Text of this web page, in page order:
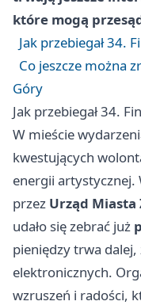
które mogą
Jak przebiegał 34.
Co jeszcze można
Góry
Jak przebiegał 34.
W mieście
kwestujących
energii artystycznej.
przez Urząd Miasta
udało się zebrać już
pieniędzy trwa dalej,
elektronicznych.
wzruszeń i radości,